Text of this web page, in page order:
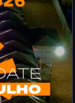
na região de
e muito mais.